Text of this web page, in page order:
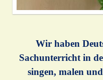
Wir haben
Sachunterricht in
singen, malen